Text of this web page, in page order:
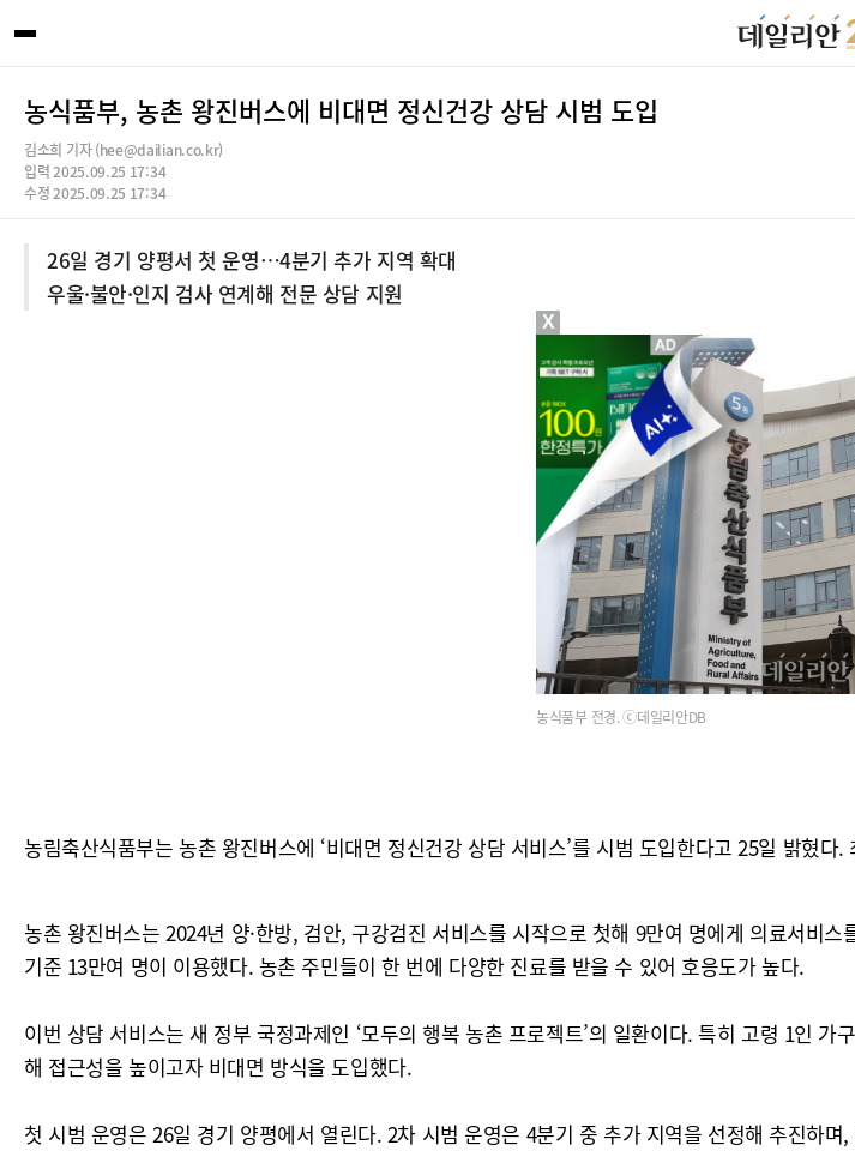
농식품부, 농촌 왕진버스에 비대면 정신건강 상담 시범 도입
김소희 기자 (hee@dailian.co.kr)
입력 2025.09.25 17:34
수정 2025.09.25 17:34
26일 경기 양평서 첫 운영…4분기 추가 지역 확대
우울·불안·인지 검사 연계해 전문 상담 지원
농식품부 전경. ⓒ데일리안DB
농림축산식품부는 농촌 왕진버스에 ‘비대면 정신건강 상담 서비스’를 시범 도입한다고 25일 밝혔
농촌 왕진버스는 2024년 양·한방, 검안, 구강검진 서비스를 시작으로 첫해 9만여 명에게 의료서비
기준 13만여 명이 이용했다. 농촌 주민들이 한 번에 다양한 진료를 받을 수 있어 호응도가 높다.
이번 상담 서비스는 새 정부 국정과제인 ‘모두의 행복 농촌 프로젝트’의 일환이다. 특히 고령 1인
해 접근성을 높이고자 비대면 방식을 도입했다.
첫 시범 운영은 26일 경기 양평에서 열린다. 2차 시범 운영은 4분기 중 추가 지역을 선정해 추진하
X